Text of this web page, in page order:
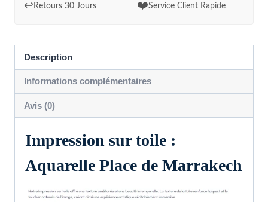
Aquarelle
Marrakech
↩️ Retours 30 Jours ❤️Service Client Rapide
Description
Informations complémentaires
Avis (0)
Impression sur toile :
Aquarelle Place de Marrakech